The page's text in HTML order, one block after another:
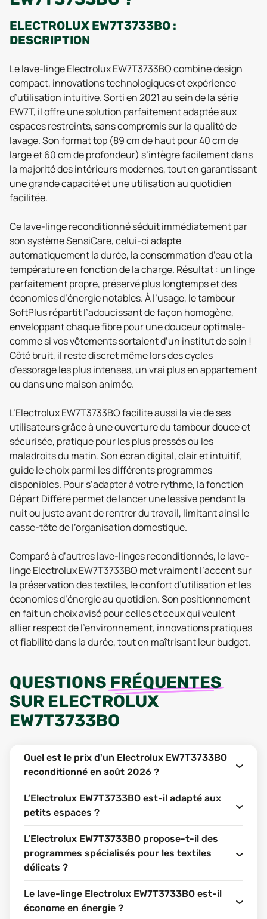
ELECTROLUX EW7T3733BO :
DESCRIPTION
Le lave-linge Electrolux EW7T3733BO combine design
compact, innovations technologiques et expérience
d’utilisation intuitive. Sorti en 2021 au sein de la série
EW7T, il offre une solution parfaitement adaptée aux
espaces restreints, sans compromis sur la qualité de
lavage. Son format top (89 cm de haut pour 40 cm de
large et 60 cm de profondeur) s’intègre facilement dans
la majorité des intérieurs modernes, tout en garantissant
une grande capacité et une utilisation au quotidien
facilitée.
Ce lave-linge reconditionné séduit immédiatement par
son système SensiCare, celui-ci adapte
automatiquement la durée, la consommation d’eau et la
température en fonction de la charge. Résultat : un linge
parfaitement propre, préservé plus longtemps et des
économies d’énergie notables. À l’usage, le tambour
SoftPlus répartit l’adoucissant de façon homogène,
enveloppant chaque fibre pour une douceur optimale-
comme si vos vêtements sortaient d’un institut de soin !
Côté bruit, il reste discret même lors des cycles
d’essorage les plus intenses, un vrai plus en appartement
ou dans une maison animée.
L’Electrolux EW7T3733BO facilite aussi la vie de ses
utilisateurs grâce à une ouverture du tambour douce et
sécurisée, pratique pour les plus pressés ou les
maladroits du matin. Son écran digital, clair et intuitif,
guide le choix parmi les différents programmes
disponibles. Pour s’adapter à votre rythme, la fonction
Départ Différé permet de lancer une lessive pendant la
nuit ou juste avant de rentrer du travail, limitant ainsi le
casse-tête de l’organisation domestique.
Comparé à d’autres lave-linges reconditionnés, le lave-
linge Electrolux EW7T3733BO met vraiment l’accent sur
la préservation des textiles, le confort d’utilisation et les
économies d’énergie au quotidien. Son positionnement
en fait un choix avisé pour celles et ceux qui veulent
allier respect de l’environnement, innovations pratiques
et fiabilité dans la durée, tout en maîtrisant leur budget.
QUESTIONS FRÉQUENTES
SUR ELECTROLUX
EW7T3733BO
Quel est le prix d'un Electrolux EW7T3733BO
reconditionné en août 2026 ?
L’Electrolux EW7T3733BO est-il adapté aux
petits espaces ?
L’Electrolux EW7T3733BO propose-t-il des
programmes spécialisés pour les textiles
délicats ?
Le lave-linge Electrolux EW7T3733BO est-il
économe en énergie ?